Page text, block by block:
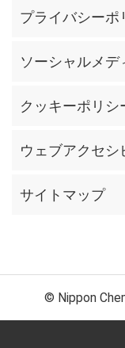
プライバシーポ
ソーシャルメデ
クッキーポリシ
ウェブアクセシ
サイトマップ
© Nippon